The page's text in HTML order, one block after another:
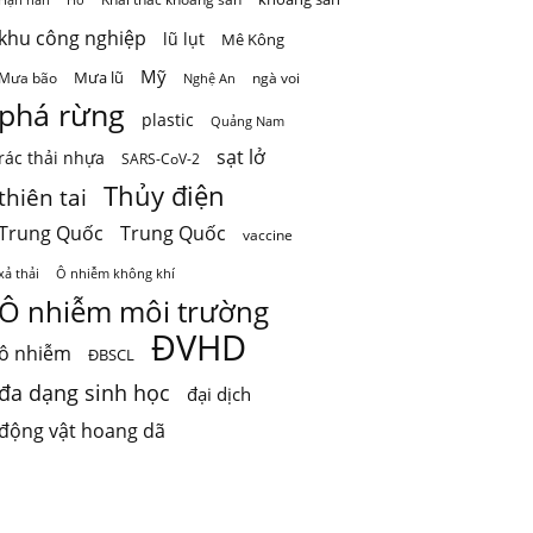
khu công nghiệp lũ lụt Mê Kông
Mưa bão Mưa lũ Mỹ Nghệ An ngà voi
phá rừng plastic Quảng Nam
rác thải nhựa SARS-CoV-2 sạt lở
tai Thủy điện
Quốc Trung Quốc vaccine
thải Ô nhiễm không khí
Ô nhiễm môi trường
ô nhiễm ĐBSCL ĐVHD
đa dạng sinh học
đại dịch
động vật hoang dã